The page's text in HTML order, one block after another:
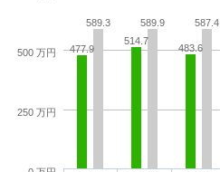
477.9
514.7
483.6
589.3 589.9 587.4
250 万円
500 万円